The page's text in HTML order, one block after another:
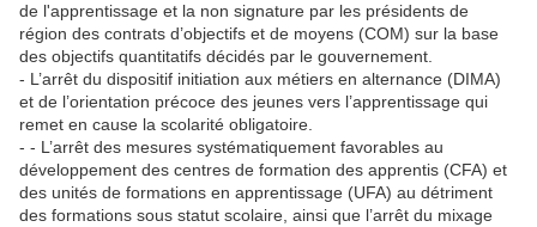
de l'apprentissage et la non signature par les présidents de
région des contrats d’objectifs et de moyens (COM) sur la base
des objectifs quantitatifs décidés par le gouvernement.
- L’arrêt du dispositif initiation aux métiers en alternance (DIMA)
et de l’orientation précoce des jeunes vers l’apprentissage qui
remet en cause la scolarité obligatoire.
- - L’arrêt des mesures systématiquement favorables au
développement des centres de formation des apprentis (CFA) et
des unités de formations en apprentissage (UFA) au détriment
des formations sous statut scolaire, ainsi que l’arrêt du mixage